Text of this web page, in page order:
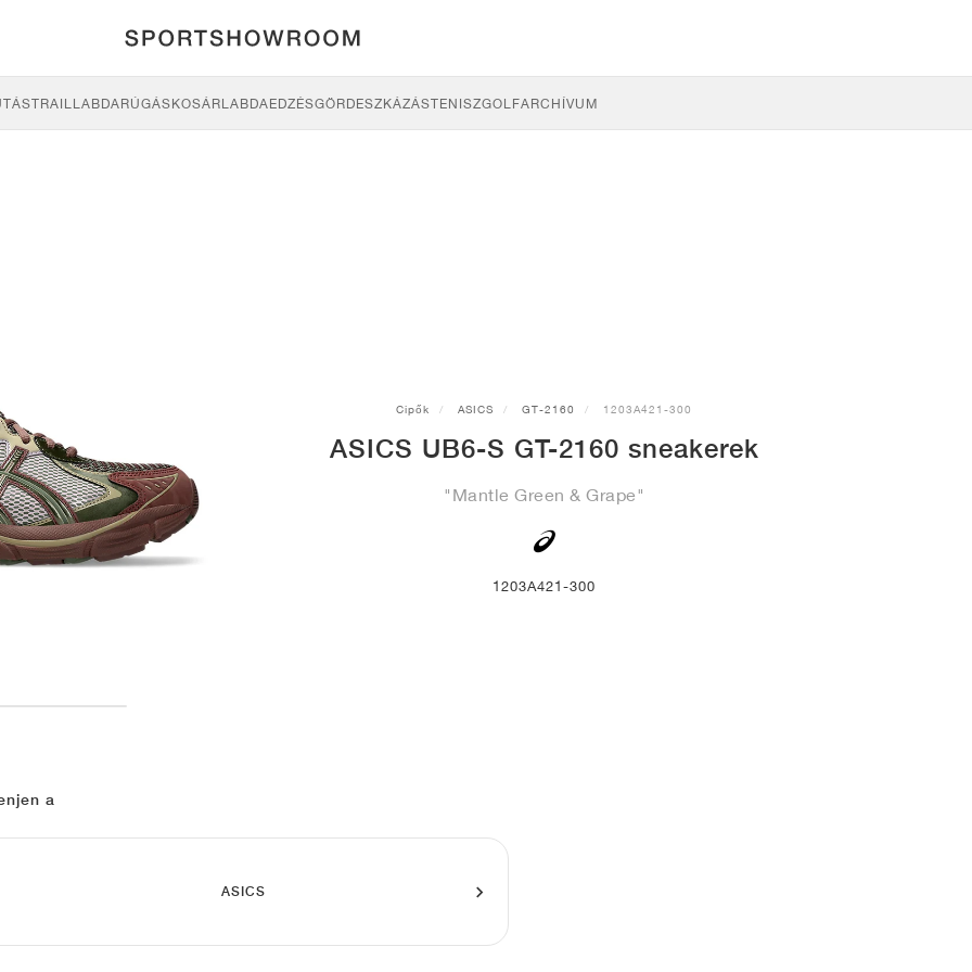
TRAILLABDARÚGÁSKOSÁRLABDAEDZÉSGÖRDESZKÁZÁSTENISZGOLFARCHÍVUM
Cipők ASICS GT-2160 1203A421-300
ASICS UB6-S GT-2160 sneakerek
"Mantle Green & Grape"
1203A421-300
a
ASICS